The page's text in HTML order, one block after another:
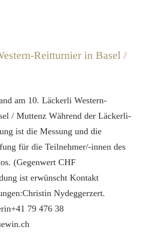
Reitturnier in Basel /
am 10. Läckerli Western-
/ Muttenz Während der Läckerli-
ist die Messung und die
für die Teilnehmer/-innen des
(Gegenwert CHF
ist erwünscht Kontakt
Nydeggerzert.
79 476 38